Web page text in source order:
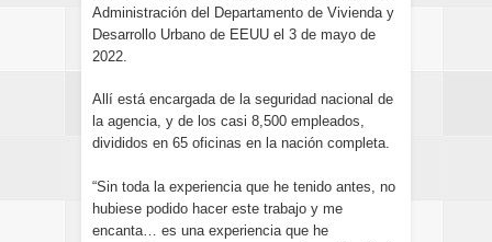
Administración del Departamento de Vivienda y
Desarrollo Urbano de EEUU el 3 de mayo de
2022.
Allí está encargada de la seguridad nacional de
la agencia, y de los casi 8,500 empleados,
divididos en 65 oficinas en la nación completa.
“Sin toda la experiencia que he tenido antes, no
hubiese podido hacer este trabajo y me
encanta… es una experiencia que he